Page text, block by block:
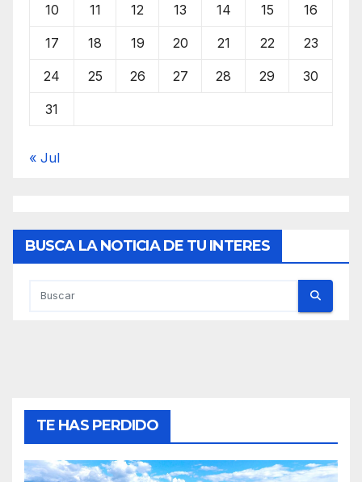
10 11 12 13 14 15 16
17 18 19 20 21 22 23
24 25 26 27 28 29 30
31
« Jul
BUSCA LA NOTICIA DE TU INTERES
TE HAS PERDIDO